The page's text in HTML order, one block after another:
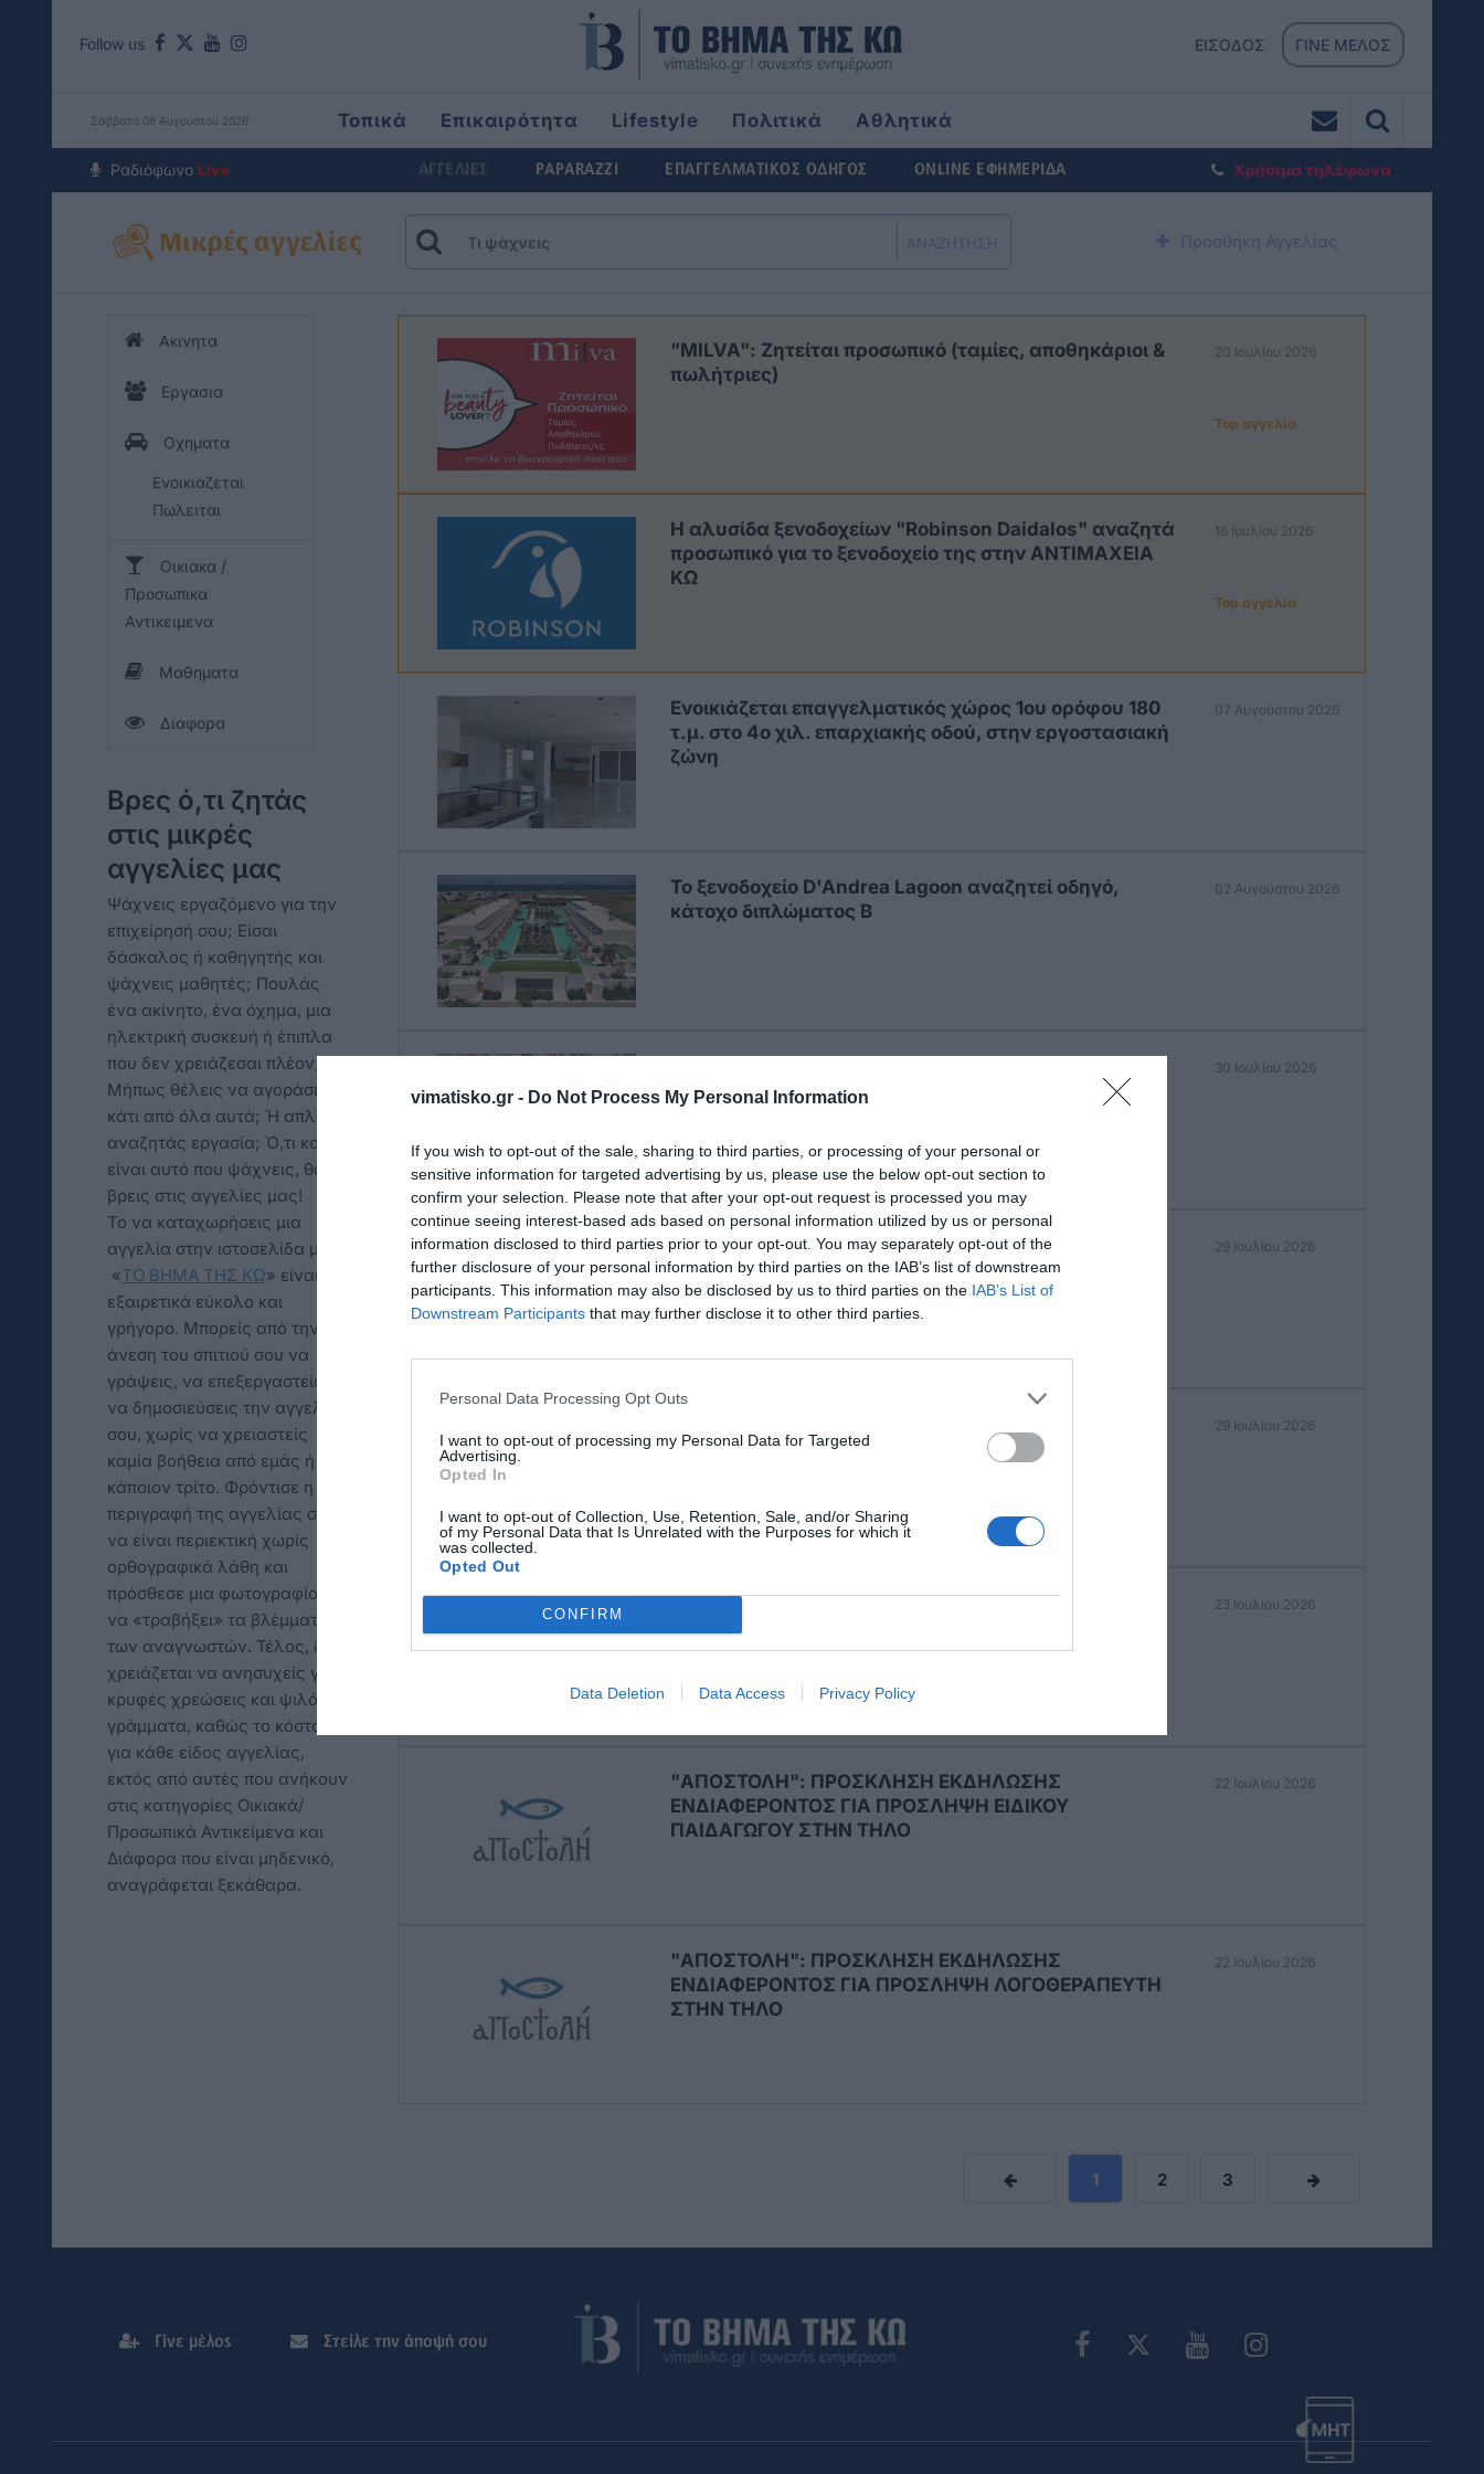
vimatisko.gr - Do Not Process My Personal Information
If you wish to opt-out of the sale, sharing to third parties, or processing of your personal or
sensitive information for targeted advertising by us, please use the below opt-out section to
confirm your selection. Please note that after your opt-out request is processed you may
continue seeing interest-based ads based on personal information utilized by us or personal
information disclosed to third parties prior to your opt-out. You may separately opt-out of the
further disclosure of your personal information by third parties on the IAB’s list of downstream
participants. This information may also be disclosed by us to third parties on the IAB’s List of
Downstream Participants that may further disclose it to other third parties.
Personal Data Processing Opt Outs
I want to opt-out of processing my Personal Data for Targeted
Advertising.
Opted In
I want to opt-out of Collection, Use, Retention, Sale, and/or Sharing
of my Personal Data that Is Unrelated with the Purposes for which it
was collected.
Opted Out
CONFIRM
Data Deletion Data Access Privacy Policy
Follow us ΕΙΣΟΔΟΣ ΓΙΝΕ ΜΕΛΟΣ
Σάββατο 08 Αυγούστου 2026 Τοπικά Επικαιρότητα Lifestyle Πολιτικά
Αθλητικά
Around The World
Ραδιόφωνο Live ΑΓΓΕΛΙΕΣ PAPARAZZI ΕΠΑΓΓΕΛΜΑΤΙΚΟΣ ΟΔΗΓΟΣ ONLINE ΕΦΗΜΕΡΙΔΑ Χρήσιμα τηλέφωνα
ΑΝΑΖΗΤΗΣΗ Προσθήκη Αγγελίας
Ακινητα
Εργασια
Οχηματα
Ενοικιαζεται
Πωλειται
Οικιακα /
Προσωπικα
Αντικειμενα
Μαθηματα
Διαφορα
Βρες ό,τι ζητάς
στις μικρές
αγγελίες μας
Ψάχνεις εργαζόμενο για την
επιχείρησή σου; Είσαι
δάσκαλος ή καθηγητής και
ψάχνεις μαθητές; Πουλάς
ένα ακίνητο, ένα όχημα, μια
ηλεκτρική συσκευή ή έπιπλα
που δεν χρειάζεσαι πλέον;
Μήπως θέλεις να αγοράσεις
κάτι από όλα αυτά; Ή απλά
αναζητάς εργασία; Ό,τι και αν
είναι αυτό που ψάχνεις, θα το
βρεις στις αγγελίες μας!
Το να καταχωρήσεις μια
αγγελία στην ιστοσελίδα μας
«TO ΒΗΜΑ ΤΗΣ ΚΩ» είναι
εξαιρετικά εύκολο και
γρήγορο. Μπορείς από την
άνεση του σπιτιού σου να
γράψεις, να επεξεργαστείς και
να δημοσιεύσεις την αγγελία
σου, χωρίς να χρειαστείς
καμία βοήθεια από εμάς ή από
κάποιον τρίτο. Φρόντισε η
περιγραφή της αγγελίας σου
να είναι περιεκτική χωρίς
ορθογραφικά λάθη και
πρόσθεσε μια φωτογραφία για
να «τραβήξει» τα βλέμματα
των αναγνωστών. Τέλος, δεν
χρειάζεται να ανησυχείς για
κρυφές χρεώσεις και ψιλά
γράμματα, καθώς το κόστος
για κάθε είδος αγγελίας,
εκτός από αυτές που ανήκουν
στις κατηγορίες Οικιακά/
Προσωπικά Αντικείμενα και
Διάφορα που είναι μηδενικό,
αναγράφεται ξεκάθαρα.
"MILVA": Ζητείται προσωπικό (ταμίες, αποθηκάριοι &
πωλήτριες)
20 Ιουλίου 2026
Top αγγελία
Η αλυσίδα ξενοδοχείων "Robinson Daidalos" αναζητά
προσωπικό για το ξενοδοχείο της στην ΑΝΤΙΜΑΧΕΙΑ
ΚΩ
16 Ιουλίου 2026
Top αγγελία
Eνοικιάζεται επαγγελματικός χώρος 1ου ορόφου 180
τ.μ. στο 4ο χιλ. επαρχιακής οδού, στην εργοστασιακή
ζώνη
07 Αυγούστου 2026
Το ξενοδοχείο D'Andrea Lagoon αναζητεί οδηγό,
κάτοχο διπλώματος Β
02 Αυγούστου 2026
ζητάει καμαριέρα και άτομο για τη ρεσεψιόν
30 Ιουλίου 2026
Ενοικιάζεται studio στην πόλη της Κω 29 Ιουλίου 2026
πλήρως επιπλωμένο, κατάλληλο για 2 φοιτητές
29 Ιουλίου 2026
ΖΗΤΕΙΤΑΙ ΚΑΘΑΡΙΣΤΡΙΑ 23 Ιουλίου 2026
"ΑΠΟΣΤΟΛΗ": ΠΡΟΣΚΛΗΣΗ ΕΚΔΗΛΩΣΗΣ
ΕΝΔΙΑΦΕΡΟΝΤΟΣ ΓΙΑ ΠΡΟΣΛΗΨΗ ΕΙΔΙΚΟΥ
ΠΑΙΔΑΓΩΓΟΥ ΣΤΗΝ ΤΗΛΟ
22 Ιουλίου 2026
"ΑΠΟΣΤΟΛΗ": ΠΡΟΣΚΛΗΣΗ ΕΚΔΗΛΩΣΗΣ
ΕΝΔΙΑΦΕΡΟΝΤΟΣ ΓΙΑ ΠΡΟΣΛΗΨΗ ΛΟΓΟΘΕΡΑΠΕΥΤΗ
ΣΤΗΝ ΤΗΛΟ
22 Ιουλίου 2026
1 2 3
Γίνε μέλος Στείλε την άποψή σου